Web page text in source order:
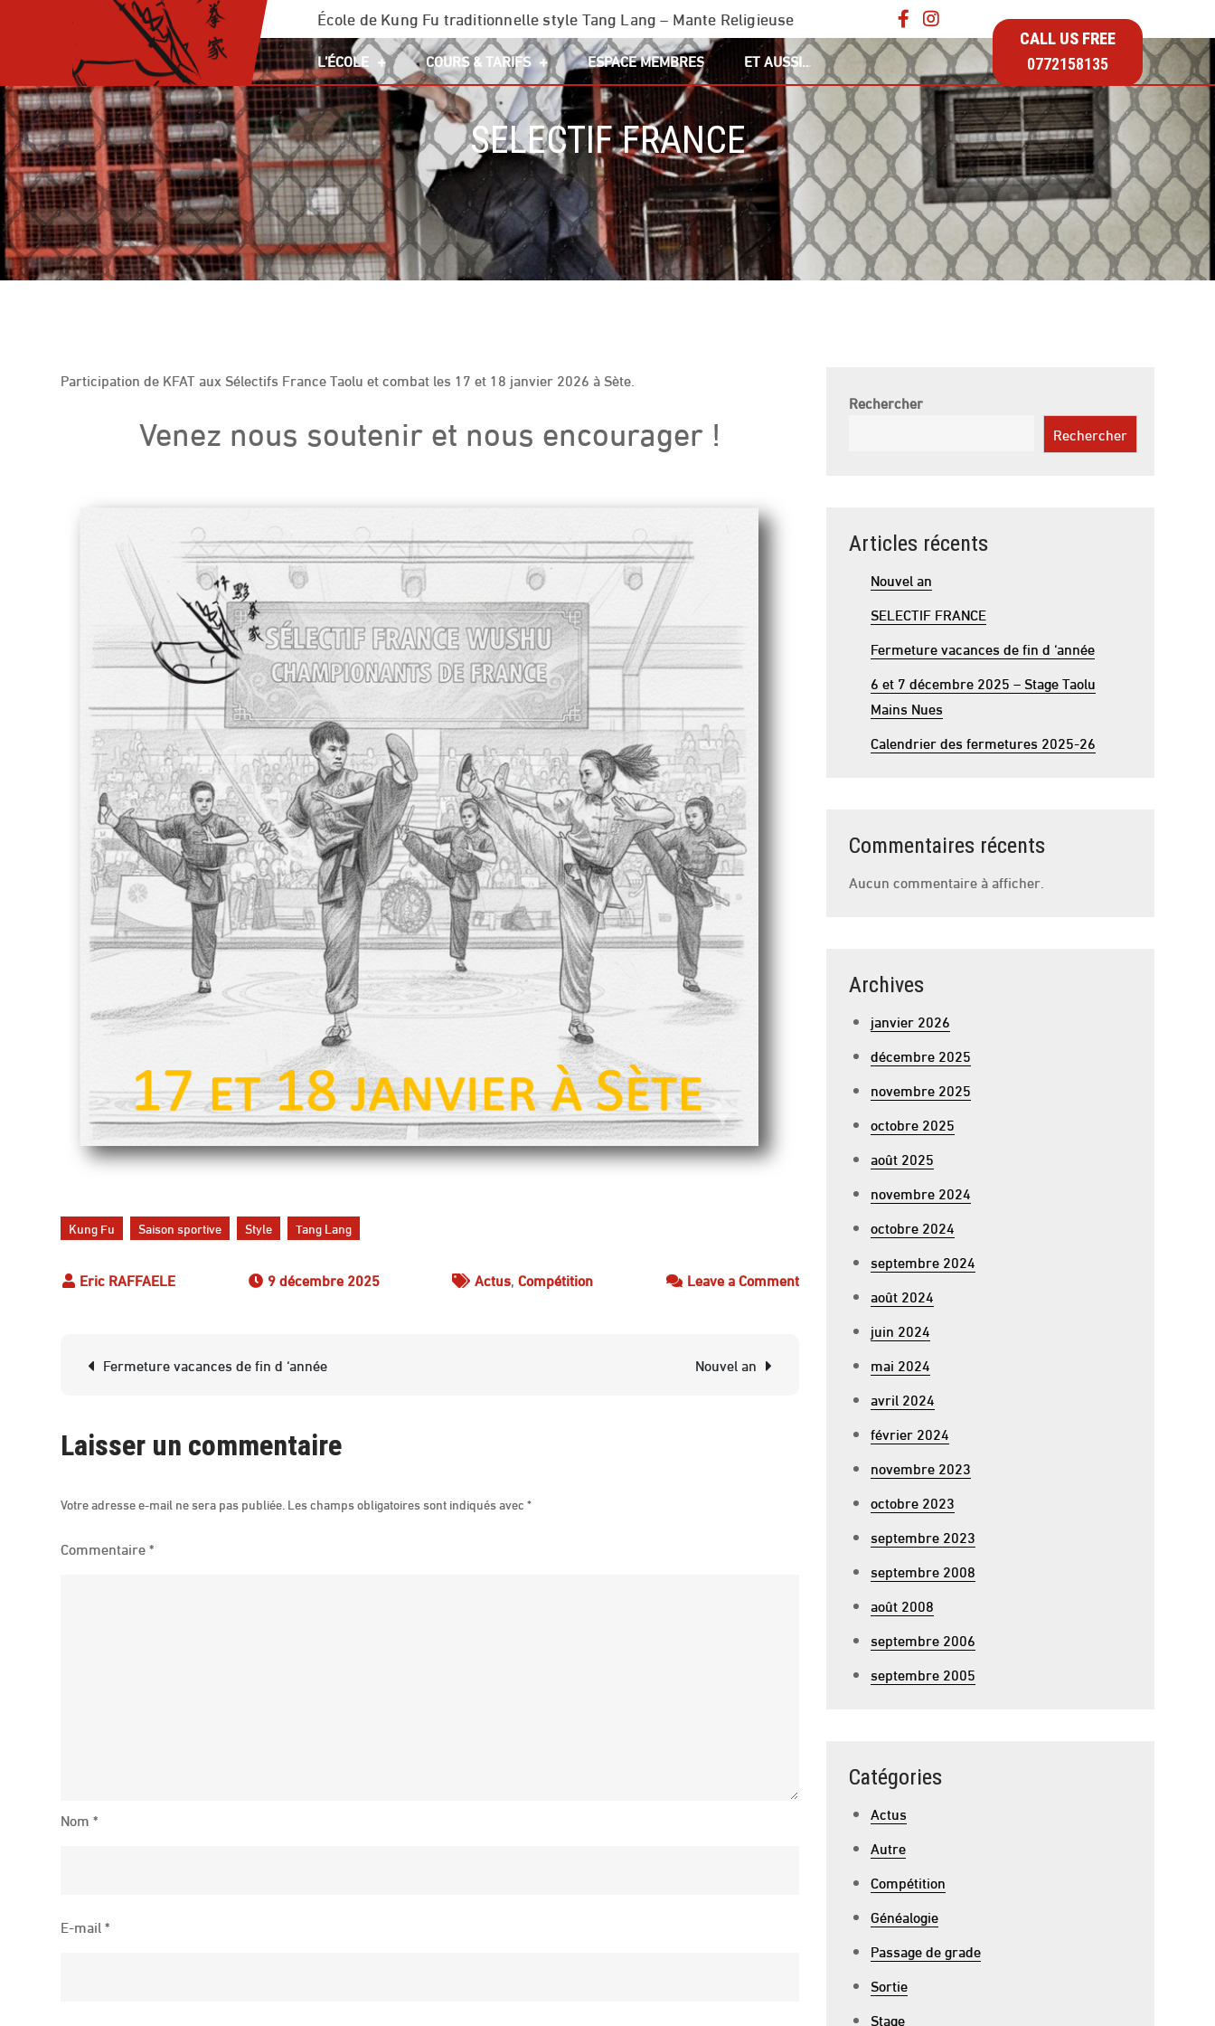
École de Kung Fu traditionnelle style Tang Lang – Mante Religieuse
L’ÉCOLE COURS & TARIFS ESPACE MEMBRES ET AUSSI…
CALL US FREE
0772158135
SELECTIF FRANCE
Participation de KFAT aux Sélectifs France Taolu et combat les 17 et 18 janvier 2026 à Sète.
Venez nous soutenir et nous encourager !
Kung Fu Saison sportive Style Tang Lang
9 décembre 2025 Actus,Compétition Leave a Commenton
SELECTIF
Navigation
Fermeture vacances de fin d ‘année Nouvel an
Laisser un commentaire
Votre adresse e-mail ne sera pas publiée. Les champs obligatoires sont indiqués avec*
Commentaire*
Nom*
E-mail*
Rechercher
Rechercher
Articles récents
Nouvel an
SELECTIF FRANCE
Fermeture vacances de fin d ‘année
6 et 7 décembre 2025 – Stage Taolu
Mains Nues
Calendrier des fermetures 2025-26
Commentaires récents
Aucun commentaire à afficher.
Archives
janvier 2026
décembre 2025
novembre 2025
octobre 2025
août 2025
novembre 2024
octobre 2024
septembre 2024
août 2024
juin 2024
mai 2024
avril 2024
février 2024
novembre 2023
octobre 2023
septembre 2023
septembre 2008
août 2008
septembre 2006
septembre 2005
Catégories
Actus
Autre
Compétition
Généalogie
Passage de grade
Sortie
Stage